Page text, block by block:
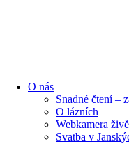
O nás
Snadné čtení –
O lázních
Webkamera
Svatba v